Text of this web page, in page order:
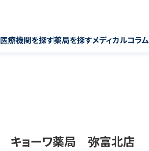
医療機関を探す薬局を探すメディカルコラム
キョーワ薬局 弥富北店